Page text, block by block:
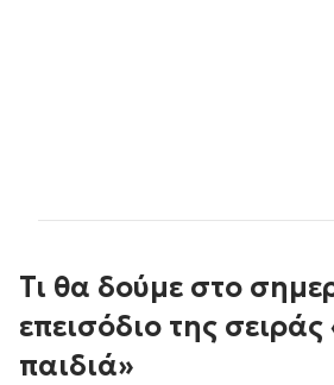
Τι θα δούμε στο
επεισόδιο της
παιδιά»